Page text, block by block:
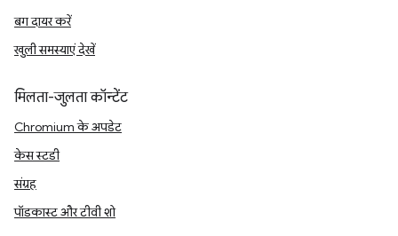
बग दायर करें
खुली समस्याएं देखें
मिलता-जुलता कॉन्टेंट
Chromium के अपडेट
केस स्टडी
संग्रह
पॉडकास्ट और टीवी शो